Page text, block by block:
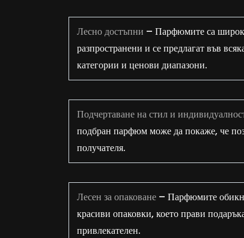
Лесно достъпни – Парфюмите са
разпространени и се предлагат във
категории и ценови диапазони.
Подчертаване на стил и
подбран парфюм може да покаже, че
получателя.
Лесен за опаковане – Парфюмите
красиви опаковки, което прави
привлекателен.